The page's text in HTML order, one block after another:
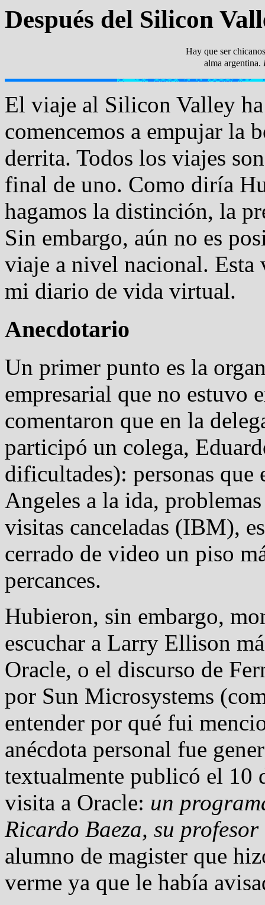
Después del Silicon
Hay que ser
alma argentina.
El viaje al Silicon Valley
comencemos a empujar la
derrita. Todos los viajes
final de uno. Como diría
hagamos la distinción, la
Sin embargo, aún no es
viaje a nivel nacional. Esta
mi diario de vida virtual.
Anecdotario
Un primer punto es la
empresarial que no estuvo
comentaron que en la
participó un colega,
dificultades): personas que
Angeles a la ida,
visitas canceladas (IBM),
cerrado de video un piso
percances.
Hubieron, sin embargo,
escuchar a Larry Ellison
Oracle, o el discurso de
por Sun Microsystems
entender por qué fui
anécdota personal fue
textualmente publicó el 10
visita a Oracle: un
Ricardo Baeza, su profesor
alumno de magister que
verme ya que le había